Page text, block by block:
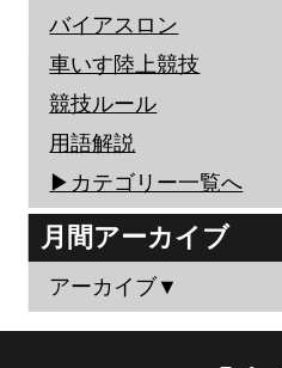
バイアスロン
車いす陸上競技
競技ルール
用語解説
▶︎カテゴリー一覧へ
月間アーカイブ
アーカイブ▼